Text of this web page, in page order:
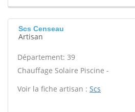
Scs Censeau
Artisan
Département: 39
Chauffage Solaire Piscine -
Voir la fiche artisan : Scs